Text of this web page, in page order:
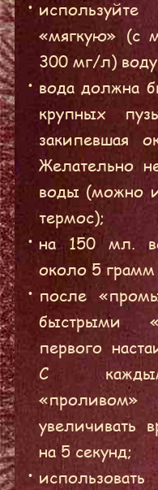
«мягкую» (с
300 мг/л)
вода должна
крупных
закипевшая
Желательно
воды (можно
термос);
на 150 мл.
около 5 грамм
после
быстрыми
первого
С
увеличивать
на 5 секунд;